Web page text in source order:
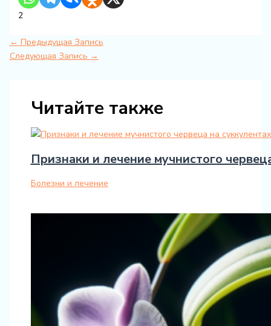
2
← Предыдущая Запись
Следующая Запись →
Читайте также
Признаки и лечение мучнистого
Болезни и лечение